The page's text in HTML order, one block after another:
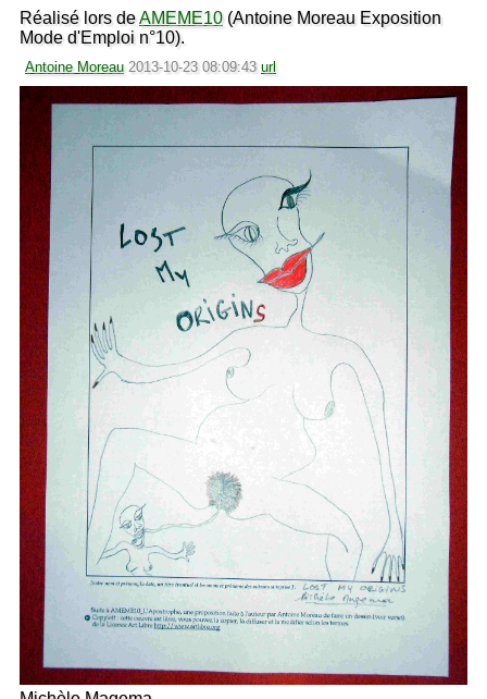
Réalisé lors deAMEME10 (Antoine Moreau Exposition
Mode d'Emploi n°10).
Antoine Moreau 2013-10-23 08:09:43 url